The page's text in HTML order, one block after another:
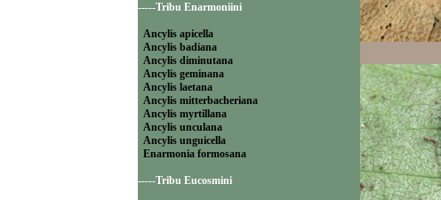
-----Tribu Enarmoniini
Ancylis apicella
Ancylis badiana
Ancylis diminutana
Ancylis geminana
Ancylis laetana
Ancylis mitterbacheriana
Ancylis myrtillana
Ancylis unculana
Ancylis unguicella
Enarmonia formosana
-----Tribu Eucosmini